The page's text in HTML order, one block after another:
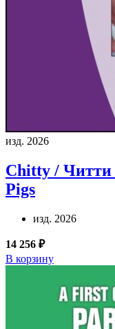
изд. 2026
Chitty / Читти
Pigs
изд. 2026
14 256 ₽
В корзину